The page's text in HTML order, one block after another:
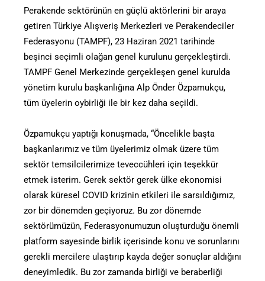
Perakende sektörünün en güçlü aktörlerini bir araya
getiren Türkiye Alışveriş Merkezleri ve Perakendeciler
Federasyonu (TAMPF), 23 Haziran 2021 tarihinde
beşinci seçimli olağan genel kurulunu gerçekleştirdi.
TAMPF Genel Merkezinde gerçekleşen genel kurulda
yönetim kurulu başkanlığına Alp Önder Özpamukçu,
tüm üyelerin oybirliği ile bir kez daha seçildi.
Özpamukçu yaptığı konuşmada, “Öncelikle başta
başkanlarımız ve tüm üyelerimiz olmak üzere tüm
sektör temsilcilerimize teveccühleri için teşekkür
etmek isterim. Gerek sektör gerek ülke ekonomisi
olarak küresel COVID krizinin etkileri ile sarsıldığımız,
zor bir dönemden geçiyoruz. Bu zor dönemde
sektörümüzün, Federasyonumuzun oluşturduğu önemli
platform sayesinde birlik içerisinde konu ve sorunlarını
gerekli mercilere ulaştırıp kayda değer sonuçlar aldığını
deneyimledik. Bu zor zamanda birliği ve beraberliği